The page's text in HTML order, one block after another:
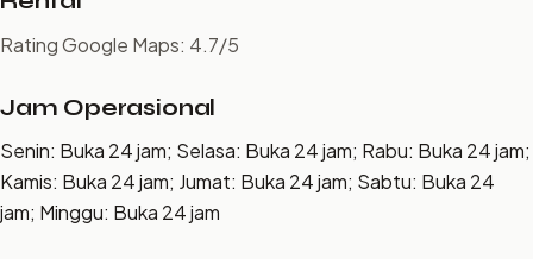
Rating Google Maps: 4.7/5
Jam Operasional
Senin: Buka 24 jam; Selasa: Buka 24 jam; Rabu: Buka 24 jam;
Kamis: Buka 24 jam; Jumat: Buka 24 jam; Sabtu: Buka 24
jam; Minggu: Buka 24 jam